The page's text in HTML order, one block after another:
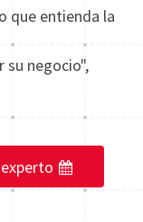
que entienda la
negocio",